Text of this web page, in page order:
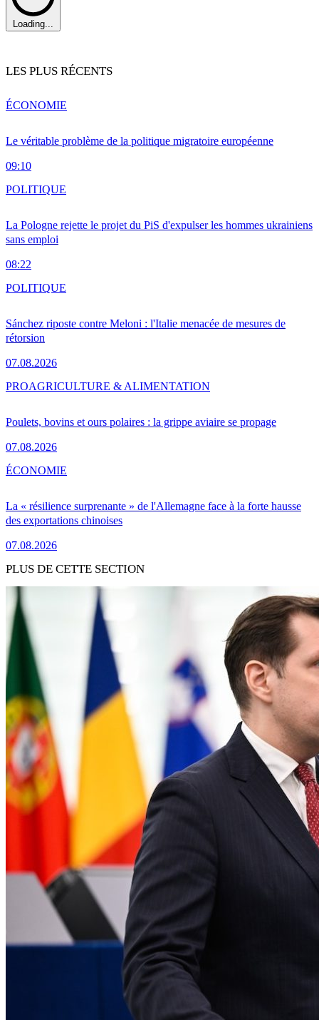
Loading...
LES PLUS RÉCENTS
Le véritable problème de la politique migratoire européenne
09:10
ÉCONOMIE
La Pologne rejette le projet du PiS d'expulser les hommes ukrainiens
sans emploi
08:22
POLITIQUE
Sánchez riposte contre Meloni : l'Italie menacée de mesures de
rétorsion
07.08.2026
POLITIQUE
Poulets, bovins et ours polaires : la grippe aviaire se propage
07.08.2026
PROAGRICULTURE & ALIMENTATION
La « résilience surprenante » de l'Allemagne face à la forte hausse
des exportations chinoises
07.08.2026
ÉCONOMIE
PLUS DE CETTE SECTION